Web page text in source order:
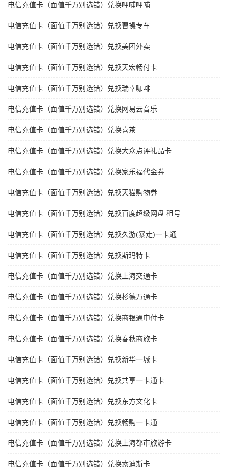
电信充值卡（面值千万别选错）兑换呷哺呷哺
电信充值卡（面值千万别选错）兑换曹操专车
电信充值卡（面值千万别选错）兑换美团外卖
电信充值卡（面值千万别选错）兑换天宏畅付卡
电信充值卡（面值千万别选错）兑换瑞幸咖啡
电信充值卡（面值千万别选错）兑换网易云音乐
电信充值卡（面值千万别选错）兑换喜茶
电信充值卡（面值千万别选错）兑换大众点评礼品卡
电信充值卡（面值千万别选错）兑换家乐福代金券
电信充值卡（面值千万别选错）兑换天猫购物券
电信充值卡（面值千万别选错）兑换百度超级网盘 租号
电信充值卡（面值千万别选错）兑换久游(暴走)一卡通
电信充值卡（面值千万别选错）兑换斯玛特卡
电信充值卡（面值千万别选错）兑换上海交通卡
电信充值卡（面值千万别选错）兑换杉德万通卡
电信充值卡（面值千万别选错）兑换商银通申付卡
电信充值卡（面值千万别选错）兑换春秋商旅卡
电信充值卡（面值千万别选错）兑换新华一城卡
电信充值卡（面值千万别选错）兑换共享一卡通卡
电信充值卡（面值千万别选错）兑换东方文化卡
电信充值卡（面值千万别选错）兑换畅购一卡通
电信充值卡（面值千万别选错）兑换上海都市旅游卡
电信充值卡（面值千万别选错）兑换索迪斯卡